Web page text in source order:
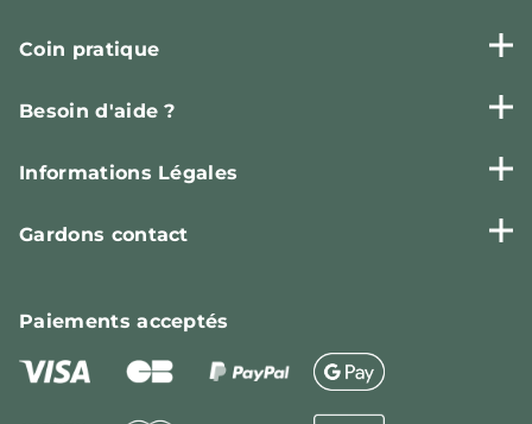
Coin pratique
Besoin d'aide ?
Informations Légales
Gardons contact
Paiementsacceptés